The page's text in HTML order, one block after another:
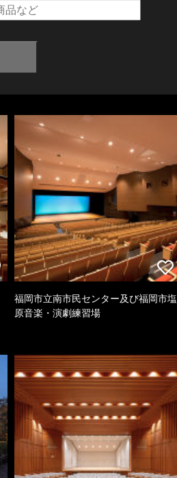
福岡市立南市民センター及び福岡市塩
原音楽・演劇練習場